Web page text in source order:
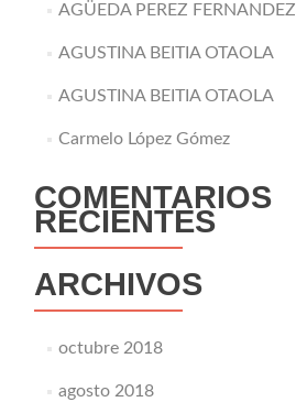
AGÜEDA PEREZ FERNANDEZ
AGUSTINA BEITIA OTAOLA
AGUSTINA BEITIA OTAOLA
Carmelo López Gómez
COMENTARIOS
RECIENTES
ARCHIVOS
octubre 2018
agosto 2018